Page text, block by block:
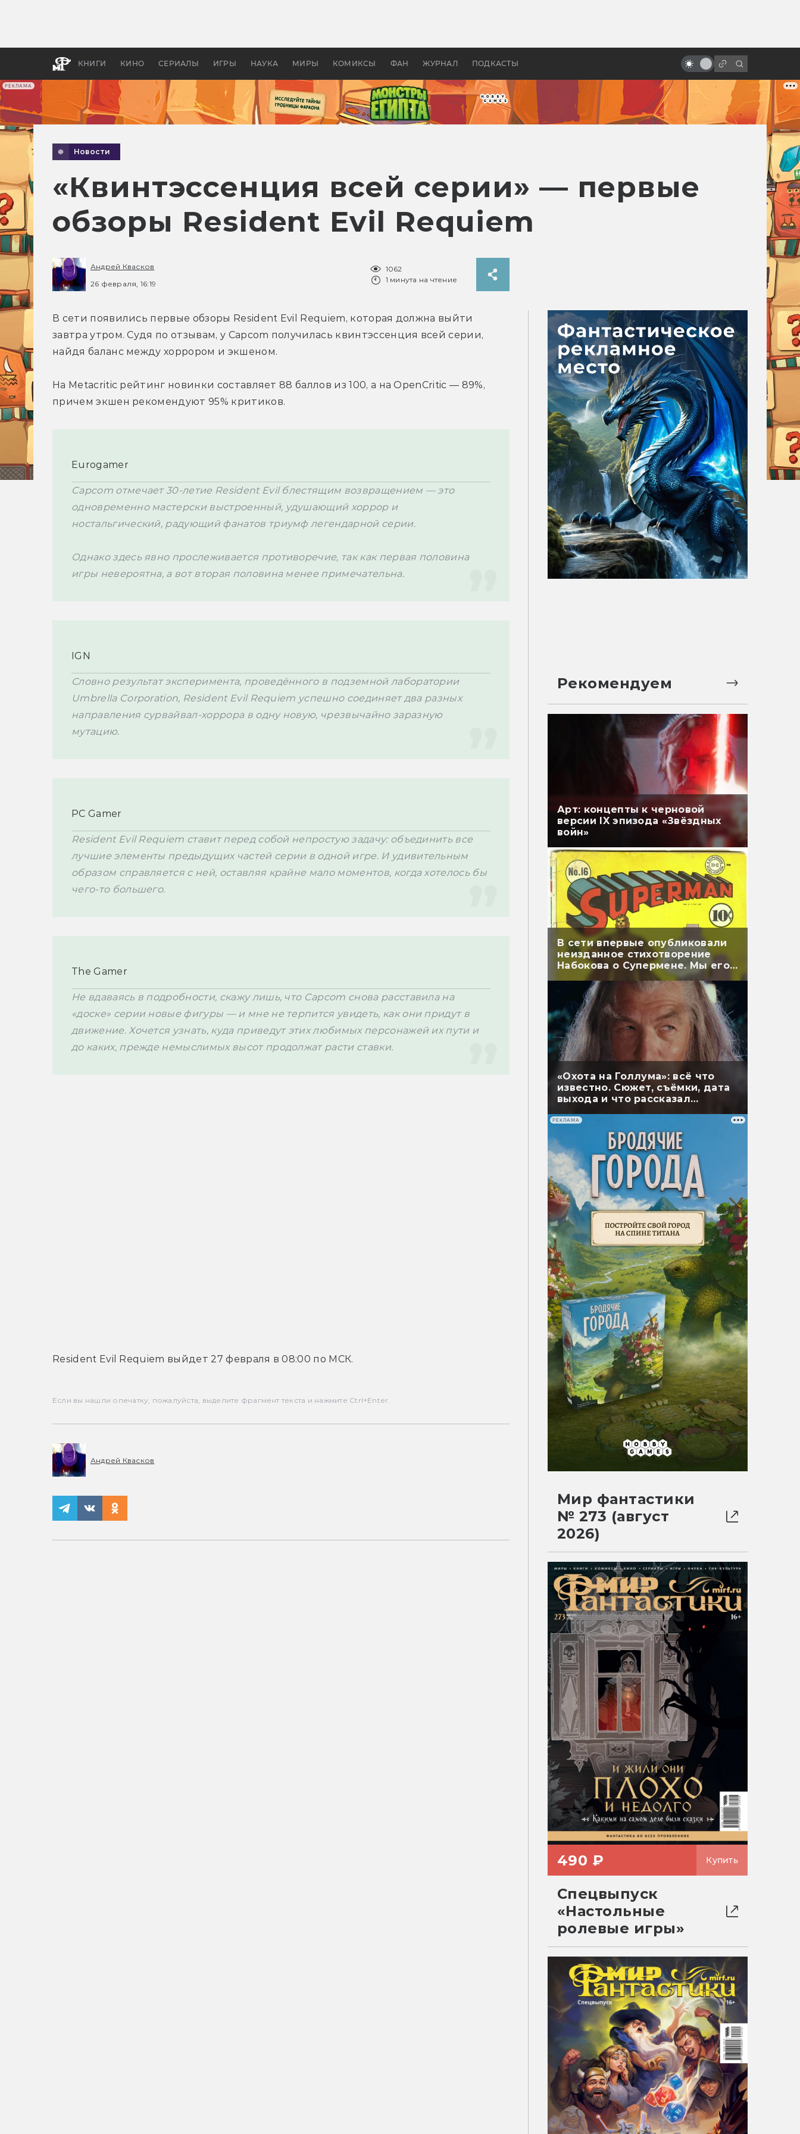
РЕКЛАМА
КНИГИ КИНО СЕРИАЛЫ ИГРЫ НАУКА МИРЫ КОМИКСЫ ФАН ЖУРНАЛ ПОДКАСТЫ
апокалипсис, в России —
бы «Властелина колец»
инопланетян и будущее
Новости
«Квинтэссенция всей серии» — первые
обзоры Resident Evil Requiem
Андрей Квасков
26 февраля, 16:19
1062
1 минута на чтение
В сети появились первые обзоры Resident Evil Requiem, которая должна выйти
завтра утром. Судя по отзывам, у Capcom получилась квинтэссенция всей серии,
найдя баланс между хоррором и экшеном.
На Metacritic рейтинг новинки составляет 88 баллов из 100, а на OpenCritic — 89%,
причем экшен рекомендуют 95% критиков.
Eurogamer
Capcom отмечает 30-летие Resident Evil блестящим возвращением — это
одновременно мастерски выстроенный, удушающий хоррор и
ностальгический, радующий фанатов триумф легендарной серии.
Однако здесь явно прослеживается противоречие, так как первая половина
игры невероятна, а вот вторая половина менее примечательна.
IGN
Словно результат эксперимента, проведённого в подземной лаборатории
Umbrella Corporation, Resident Evil Requiem успешно соединяет два разных
направления сурвайвал-хоррора в одну новую, чрезвычайно заразную
мутацию.
PC Gamer
Resident Evil Requiem ставит перед собой непростую задачу: объединить все
лучшие элементы предыдущих частей серии в одной игре. И удивительным
образом справляется с ней, оставляя крайне мало моментов, когда хотелось бы
чего-то большего.
The Gamer
Не вдаваясь в подробности, скажу лишь, что Capcom снова расставила на
«доске» серии новые фигуры — и мне не терпится увидеть, как они придут в
движение. Хочется узнать, куда приведут этих любимых персонажей их пути и
до каких, прежде немыслимых высот продолжат расти ставки.
Resident Evil Requiem выйдет 27 февраля в 08:00 по МСК.
Если вы нашли опечатку, пожалуйста, выделите фрагмент текста и нажмите Ctrl+Enter.
Андрей Квасков
Рекомендуем
Арт: концепты к черновой
версии IX эпизода «Звёздных
войн»
В сети впервые опубликовали
неизданное стихотворение
Набокова о Супермене. Мы его
перевели
«Охота на Голлума»: всё что
известно. Сюжет, съёмки, дата
выхода и что рассказал
РЕКЛАМА
Мир фантастики
№ 273 (август
2026)
490 ₽ Купить
Спецвыпуск
«Настольные
ролевые игры»